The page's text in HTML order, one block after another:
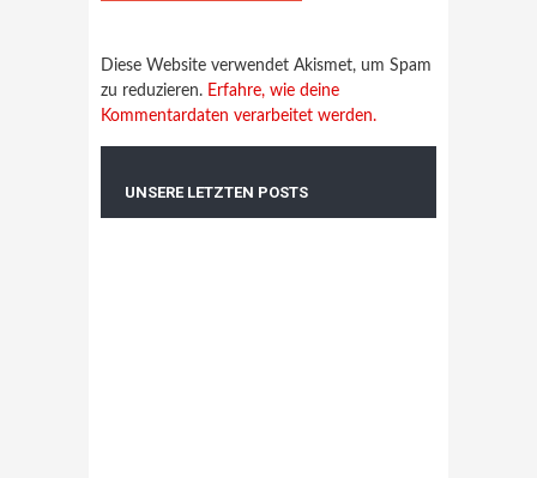
Diese Website verwendet Akismet, um Spam
zu reduzieren. Erfahre, wie deine
Kommentardaten verarbeitet werden.
UNSERE LETZTEN POSTS